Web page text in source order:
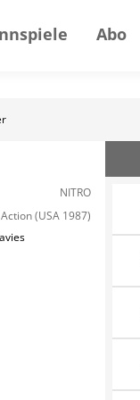
Abo
NITRO
Action(USA 1987)